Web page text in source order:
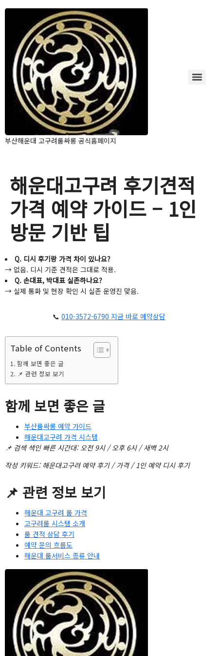
부산해운대 고구려룸싸롱 공식홈페이지
해운대고구려 후기견적
가격 예약 가이드 – 1인
방문 기반 팁
Q. 디시 후기랑 가격 차이 있나요?
→ 없음. 디시 기준 견적은 그대로 적용.
Q. 손대표, 박대표 실존하나요?
→ 실제 통화 및 현장 확인 시 실존 운영진 맞음.
📞 010-3572-6790 지금 바로 예약상담
Table of Contents
함께 보면 좋은 글
📌 관련 정보 보기
함께 보면 좋은 글
부산룸싸롱 예약 가이드
해운대고구려 가격 시스템
📌 검색 색인 빠른 시간대: 오전 9시 / 오후 6시 / 새벽 2시
작성 키워드: 해운대고구려 예약 후기 / 가격 / 1인 예약 디시 후기
📌 관련 정보 보기
해운대 고구려 룸 가격
고구려룸 시스템 소개
룸 견적 상담 후기
예약 문의 흐름도
해운대 룸서비스 종류 안내